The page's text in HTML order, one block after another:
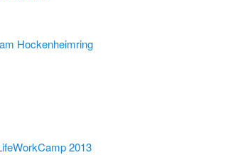
Hockenheimring
2013